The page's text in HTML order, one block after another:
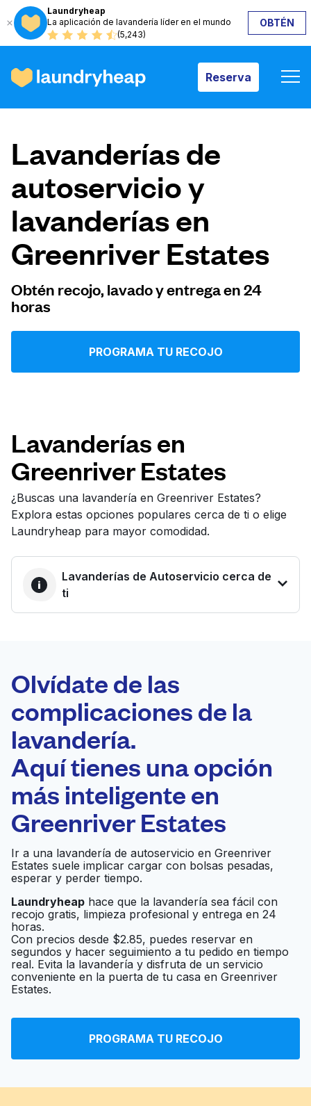
Laundryheap
La aplicación de lavandería líder en el mundo
(5,243)
OBTÉN
Reserva
Reserva
Cómo funciona
Precios y servicios
Quiénes somos
Iniciar sesión
Síguenos en
Lavanderías de
autoservicio y
lavanderías en
Greenriver Estates
Obtén recojo, lavado y entrega en 24
horas
PROGRAMA TU RECOJO
Lavanderías en
Greenriver Estates
¿Buscas una lavandería en Greenriver Estates?
Explora estas opciones populares cerca de ti o elige
Laundryheap para mayor comodidad.
Lavanderías de Autoservicio cerca de
ti
Laundryheap.com
Programa tu recogida
0 min
Recojo y entrega
casa
Abierto 24/7
Mesa Washateria Ir al sitio web
Tidwell Washateria Ir al sitio web
Huebsch Laundry Ir al sitio web
Olvídate de las
complicaciones de la
lavandería.
Aquí tienes una opción
más inteligente en
Greenriver Estates
Ir a una lavandería de autoservicio en Greenriver
Estates suele implicar cargar con bolsas pesadas,
esperar y perder tiempo.
Laundryheap hace que la lavandería sea fácil con
recojo gratis, limpieza profesional y entrega en 24
horas.
Con precios desde $2.85, puedes reservar en
segundos y hacer seguimiento a tu pedido en tiempo
real. Evita la lavandería y disfruta de un servicio
conveniente en la puerta de tu casa en Greenriver
Estates.
PROGRAMA TU RECOJO